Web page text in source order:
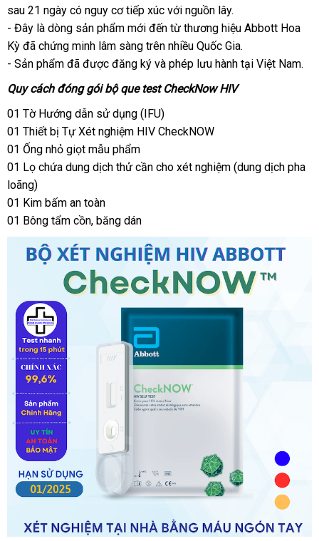
đâu
tốt
sau 21 ngày có nguy cơ tiếp xúc ăn
trộm
với nguồn lây.
- Đây là dòng sản phẩm mới đến từ thương hiệu Abbott Hoa
Kỳ địa
chỉ
đã chứng minh lâm sàng trên nhiều Quốc Gia.
- Sản phẩm tham
khảo
đã thanh
được đăng ký chợ
và phép lưu hành tại Việt Nam.
Quy cách đóng gói bộ que test CheckNow HIV
01 Tờ Hướng dẫn sử dụng (IFU)
01 Thiết bị Tự Xét nghiệm HIV CheckNOW
01 Ống nhỏ giọt mẫu phẩm
01 Lọ chứa dung dịch thử cần cho xét nghiệm (dung dịch pha
loãng)
01 Kim bấm an toàn
01 Bông tẩm cồnhàng
giả
, băng dán